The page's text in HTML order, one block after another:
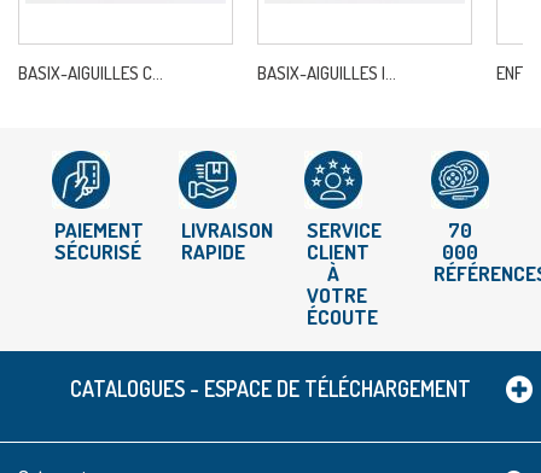
BASIX-AIGUILLES C... BASIX-AIGUILLES I...
PAIEMENT
SÉCURISÉ
LIVRAISON
RAPIDE
SERVICE
CLIENT
À
VOTRE
ÉCOUTE
70
000
CATALOGUES - ESPACE DE TÉLÉCHARGEMENT